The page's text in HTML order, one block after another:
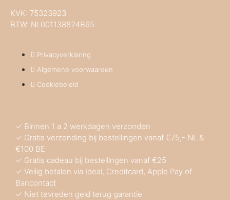
KVK: 75323923
BTW: NL001138824B65
Privacyverklaring
Algemene voorwaarden
Cookiebeleid
✓ Binnen 1 a 2 werkdagen verzonden
✓ Gratis verzending bij bestellingen vanaf €75,- NL &
€100 BE
✓ Gratis cadeau bij bestellingen vanaf €25
✓ Veilig betalen via Ideal, Creditcard, Apple Pay of
Bancontact
✓ Niet tevreden geld terug garantie